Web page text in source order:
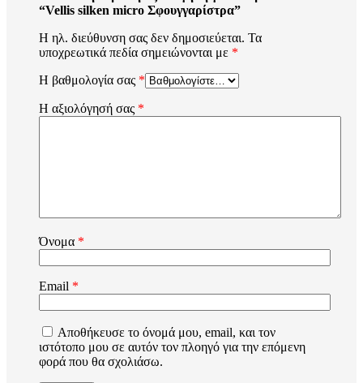
“Vellis silken micro Σφουγγαρίστρα”
Η ηλ. διεύθυνση σας δεν δημοσιεύεται. Τα
υποχρεωτικά πεδία σημειώνονται με *
Η βαθμολογία σας *
Η αξιολόγησή σας *
Όνομα *
Email *
Αποθήκευσε το όνομά μου, email, και τον
ιστότοπο μου σε αυτόν τον πλοηγό για την επόμενη
φορά που θα σχολιάσω.